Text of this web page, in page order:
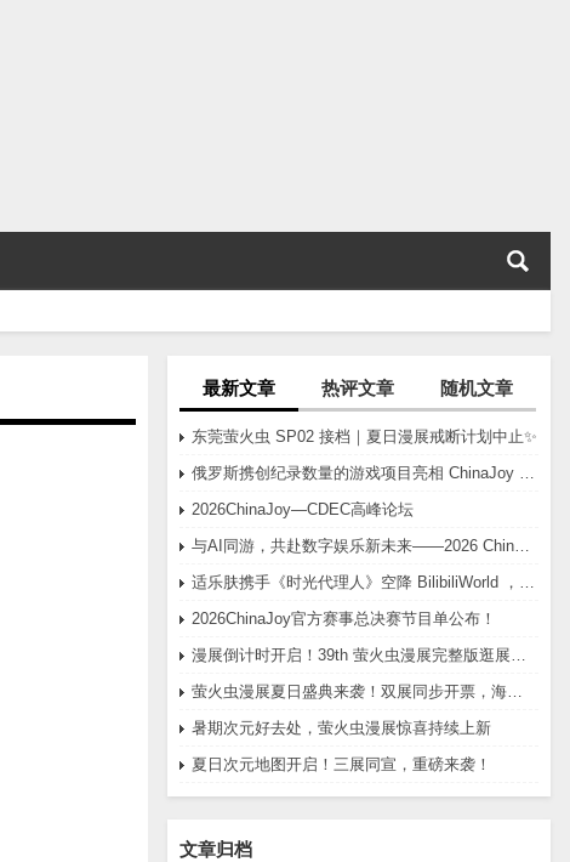
最新文章 热评文章 随机文章
东莞萤火虫 SP02 接档｜夏日漫展戒断计划中止✨
2026ChinaJoy—CDEC高峰论坛
2026ChinaJoy官方赛事总决赛节目单公布！
暑期次元好去处，萤火虫漫展惊喜持续上新
夏日次元地图开启！三展同宣，重磅来袭！
文章归档